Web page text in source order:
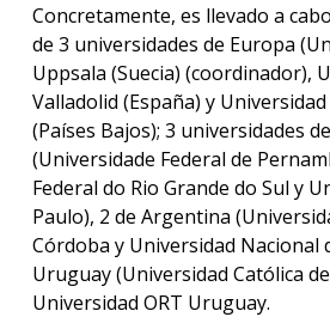
Concretamente, es llevado a
de 3 universidades de Europa
Uppsala (Suecia) (coordinador),
Valladolid (España) y
(Países Bajos); 3 universidades
(Universidade Federal de
Federal do Rio Grande do Sul y
Paulo), 2 de Argentina
Córdoba y Universidad Nacional
Uruguay (Universidad Católica
Universidad ORT Uruguay.